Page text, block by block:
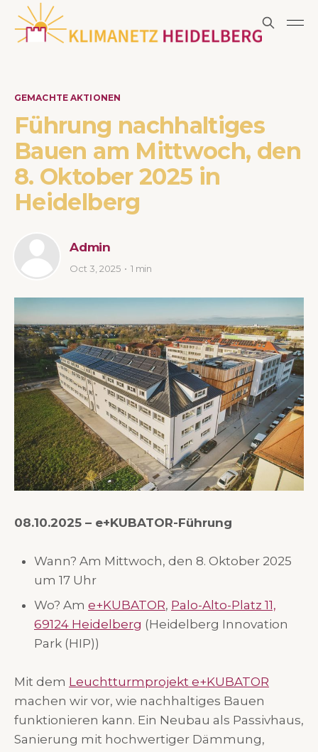
GEMACHTE AKTIONEN
Führung nachhaltiges
Bauen am Mittwoch, den
8. Oktober 2025 in
Heidelberg
Admin
Oct 3, 2025 1 min
08.10.2025 – e+KUBATOR-Führung
Wann? Am Mittwoch, den 8. Oktober 2025
um 17 Uhr
Wo? Am e+KUBATOR, Palo-Alto-Platz 11,
69124 Heidelberg (Heidelberg Innovation
Park (HIP))
Mit dem Leuchtturmprojekt e+KUBATOR
machen wir vor, wie nachhaltiges Bauen
funktionieren kann. Ein Neubau als Passivhaus,
Sanierung mit hochwertiger Dämmung,